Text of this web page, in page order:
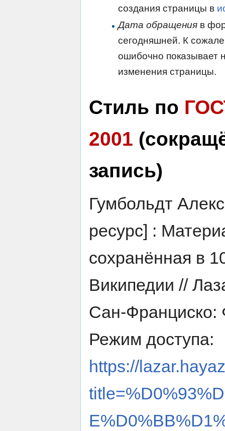
создания страницы в
Дата обращенияв
сегодняшней. К
ошибочно показывает
изменения страницы.
Стиль по
2001
запись)
Гумбольдт
ресурс] :
сохранённая в
Википедии //
Сан-
Режим доступа:
https://